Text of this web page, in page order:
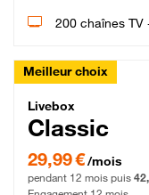
200 chaînes TV
Meilleur choix
Livebox
Livebox
Classic
29,99 € par mois
29,99 €/mois
pendant 12 mois puis